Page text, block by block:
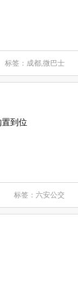
标签： 成都,微巴士
到位
标签： 六安公交